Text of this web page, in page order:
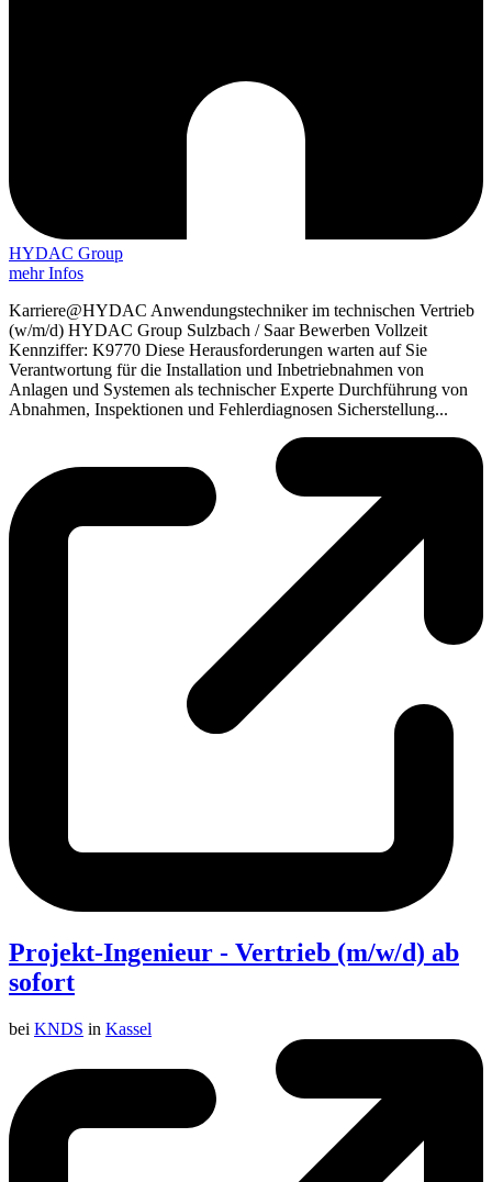
HYDAC Group
mehr Infos
Karriere@HYDAC Anwendungstechniker im technischen Vertrieb
(w/m/d) HYDAC Group Sulzbach / Saar Bewerben Vollzeit
Kennziffer: K9770 Diese Herausforderungen warten auf Sie
Verantwortung für die Installation und Inbetriebnahmen von
Anlagen und Systemen als technischer Experte Durchführung von
Abnahmen, Inspektionen und Fehlerdiagnosen Sicherstellung...
Projekt-Ingenieur - Vertrieb (m/w/d) ab
sofort
bei KNDS in Kassel